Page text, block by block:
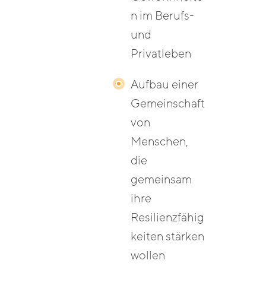
n im Berufs-
und
Privatleben
Aufbau einer
Gemeinschaft
von
Menschen,
die
gemeinsam
ihre
Resilienzfähig
keiten stärken
wollen